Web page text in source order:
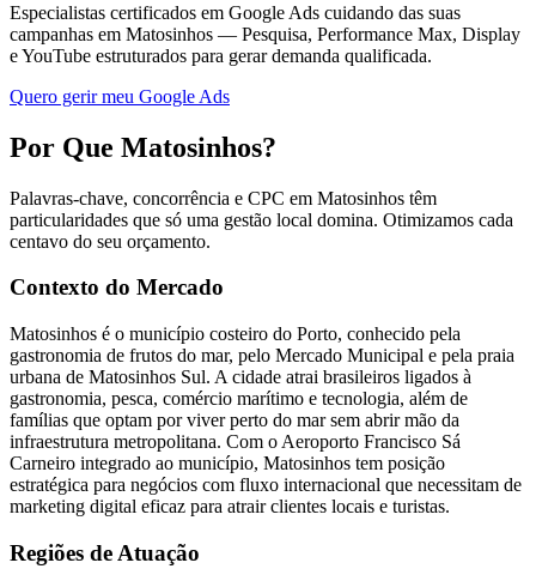
Especialistas certificados em Google Ads cuidando das suas
campanhas em Matosinhos — Pesquisa, Performance Max, Display
e YouTube estruturados para gerar demanda qualificada.
Quero gerir meu Google Ads
Por Que Matosinhos?
Palavras-chave, concorrência e CPC em Matosinhos têm
particularidades que só uma gestão local domina. Otimizamos cada
centavo do seu orçamento.
Contexto do Mercado
Matosinhos é o município costeiro do Porto, conhecido pela
gastronomia de frutos do mar, pelo Mercado Municipal e pela praia
urbana de Matosinhos Sul. A cidade atrai brasileiros ligados à
gastronomia, pesca, comércio marítimo e tecnologia, além de
famílias que optam por viver perto do mar sem abrir mão da
infraestrutura metropolitana. Com o Aeroporto Francisco Sá
Carneiro integrado ao município, Matosinhos tem posição
estratégica para negócios com fluxo internacional que necessitam de
marketing digital eficaz para atrair clientes locais e turistas.
Regiões de Atuação